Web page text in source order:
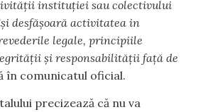
instituției sau colectivului
desfășoară activitatea in
legale, principiile
și responsabilității față de
în comunicatul oficial.
precizează că nu va